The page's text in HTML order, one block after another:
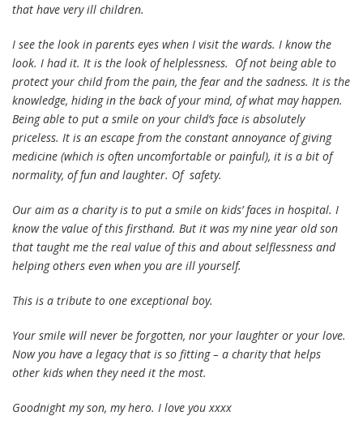
that have very ill children.
I see the look in parents eyes when I visit the wards. I know the
look. I had it. It is the look of helplessness. Of not being able to
protect your child from the pain, the fear and the sadness. It is the
knowledge, hiding in the back of your mind, of what may happen.
Being able to put a smile on your child’s face is absolutely
priceless. It is an escape from the constant annoyance of giving
medicine (which is often uncomfortable or painful), it is a bit of
normality, of fun and laughter. Of safety.
Our aim as a charity is to put a smile on kids’ faces in hospital. I
know the value of this firsthand. But it was my nine year old son
that taught me the real value of this and about selflessness and
helping others even when you are ill yourself.
This is a tribute to one exceptional boy.
Your smile will never be forgotten, nor your laughter or your love.
Now you have a legacy that is so fitting – a charity that helps
other kids when they need it the most.
Goodnight my son, my hero. I love you xxxx